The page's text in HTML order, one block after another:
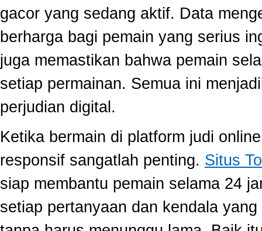
gacor yang sedang aktif. Data
berharga bagi pemain yang serius
juga memastikan bahwa pemain
setiap permainan. Semua ini
perjudian digital.
Ketika bermain di platform judi
responsif sangatlah penting. Situs
siap membantu pemain selama 24
setiap pertanyaan dan kendala